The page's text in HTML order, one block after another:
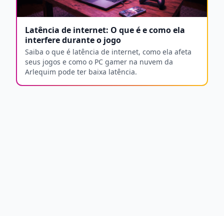
Latência de internet: O que é e como ela
interfere durante o jogo
Saiba o que é latência de internet, como ela afeta
seus jogos e como o PC gamer na nuvem da
Arlequim pode ter baixa latência.